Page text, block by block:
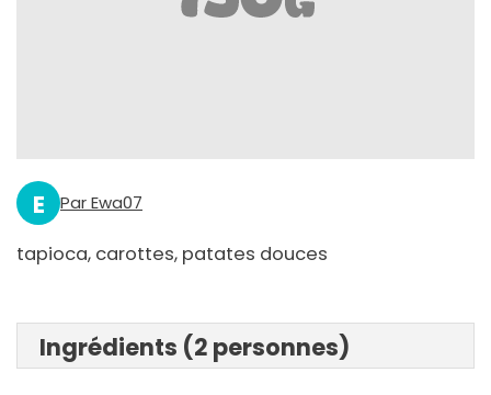
E Par Ewa07
tapioca, carottes, patates douces
Ingrédients (2 personnes)